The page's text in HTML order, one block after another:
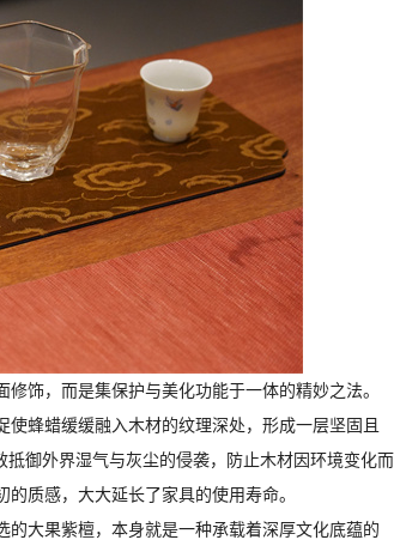
饰，而是集保护与美化功能于一体的精妙之法。
蜂蜡缓缓融入木材的纹理深处，形成一层坚固且
御外界湿气与灰尘的侵袭，防止木材因环境变化而
质感，大大延长了家具的使用寿命。
大果紫檀，本身就是一种承载着深厚文化底蕴的